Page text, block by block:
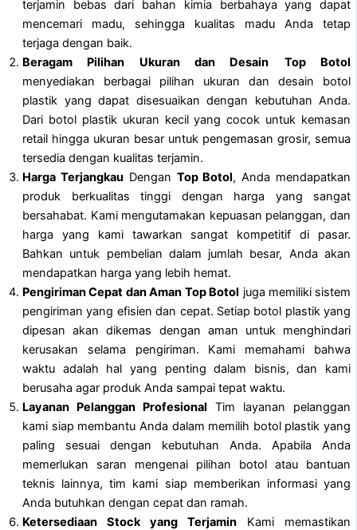
terjamin bebas dari bahan kimia berbahaya yang dapat
mencemari madu, sehingga kualitas madu Anda tetap
terjaga dengan baik.
Beragam Pilihan Ukuran dan Desain
Top Botol
menyediakan berbagai pilihan ukuran dan desain botol
plastik yang dapat disesuaikan dengan kebutuhan Anda.
Dari botol plastik ukuran kecil yang cocok untuk kemasan
retail hingga ukuran besar untuk pengemasan grosir, semua
tersedia dengan kualitas terjamin.
Harga TerjangkauDengan Top Botol, Anda mendapatkan
produk berkualitas tinggi dengan harga yang sangat
bersahabat. Kami mengutamakan kepuasan pelanggan, dan
harga yang kami tawarkan sangat kompetitif di pasar.
Bahkan untuk pembelian dalam jumlah besar, Anda akan
mendapatkan harga yang lebih hemat.
Pengiriman Cepat dan Aman Top Botol juga memiliki sistem
pengiriman yang efisien dan cepat. Setiap botol plastik yang
dipesan akan dikemas dengan aman untuk menghindari
kerusakan selama pengiriman. Kami memahami bahwa
waktu adalah hal yang penting dalam bisnis, dan kami
berusaha agar produk Anda sampai tepat waktu.
Layanan Pelanggan Profesional Tim layanan pelanggan
kami siap membantu Anda dalam memilih botol plastik yang
paling sesuai dengan kebutuhan Anda. Apabila Anda
memerlukan saran mengenai pilihan botol atau bantuan
teknis lainnya, tim kami siap memberikan informasi yang
Anda butuhkan dengan cepat dan ramah.
Ketersediaan Stock yang Terjamin Kami memastikan